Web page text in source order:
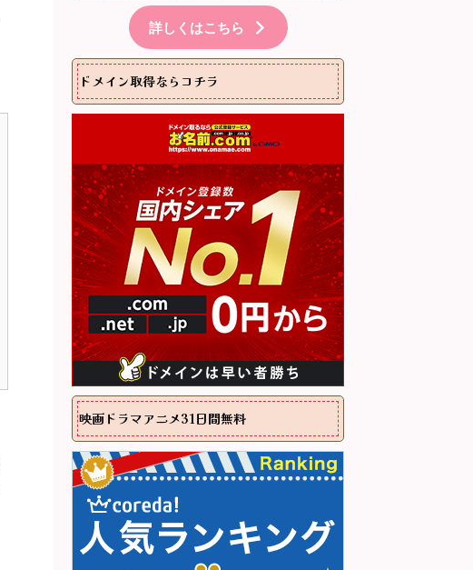
詳しくはこちら
ドメイン取得ならコチラ
映画ドラマアニメ31日間無料